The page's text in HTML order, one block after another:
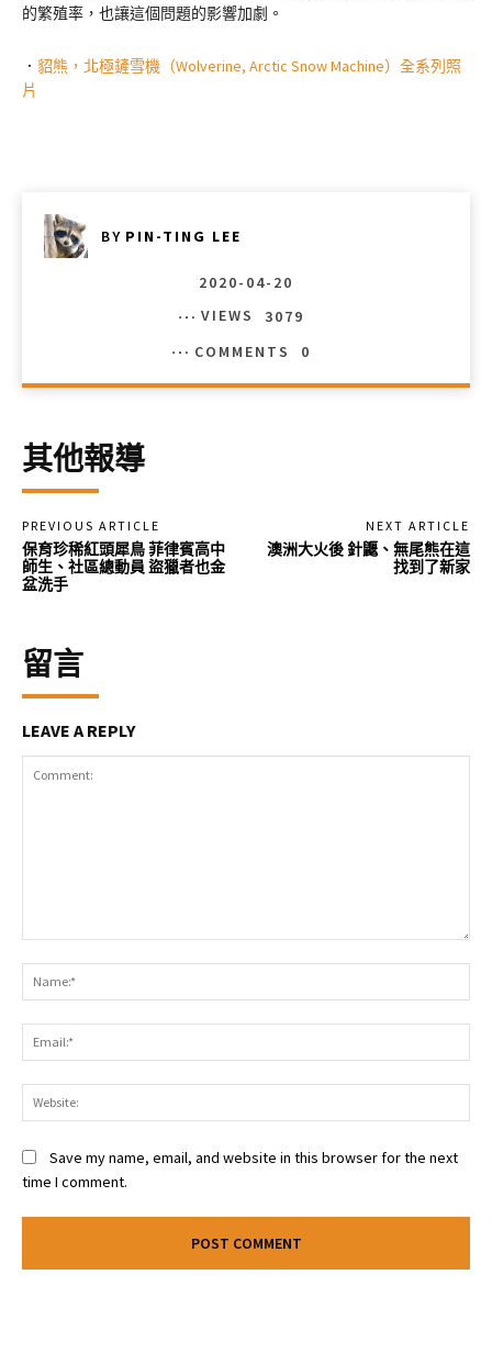
的繁殖率，也讓這個問題的影響加劇。
． 貂熊，北極鏟雪機（Wolverine, Arctic Snow Machine）全系列照
片
BY PIN-TING LEE
2020-04-20
VIEWS
3079
COMMENTS
0
其他報導
PREVIOUS ARTICLE
保育珍稀紅頭犀鳥 菲律賓高中
師生、社區總動員 盜獵者也金
盆洗手
NEXT ARTICLE
澳洲大火後 針鼴、無尾熊在這
找到了新家
留言
LEAVE A REPLY
Save my name, email, and website in this browser for the next
time I comment.